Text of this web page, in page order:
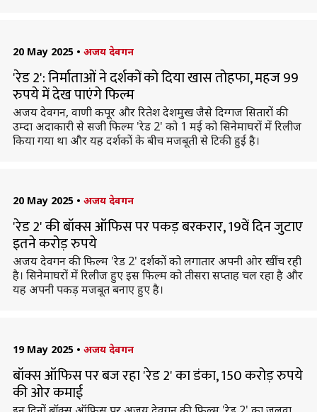
20 May 2025 • अजय देवगन
'रेड 2': निर्माताओं ने दर्शकों को दिया खास तोहफा, महज 99
रुपये में देख पाएंगे फिल्म
अजय देवगन, वाणी कपूर और रितेश देशमुख जैसे दिग्गज सितारों की
उम्दा अदाकारी से सजी फिल्म 'रेड 2' को 1 मई को सिनेमाघरों में रिलीज
किया गया था और यह दर्शकों के बीच मजबूती से टिकी हुई है।
20 May 2025 • अजय देवगन
'रेड 2' की बॉक्स ऑफिस पर पकड़ बरकरार, 19वें दिन जुटाए
इतने करोड़ रुपये
अजय देवगन की फिल्म 'रेड 2' दर्शकों को लगातार अपनी ओर खींच रही
है। सिनेमाघरों में रिलीज हुए इस फिल्म को तीसरा सप्ताह चल रहा है और
यह अपनी पकड़ मजबूत बनाए हुए है।
19 May 2025 • अजय देवगन
बॉक्स ऑफिस पर बज रहा 'रेड 2' का डंका, 150 करोड़ रुपये
की ओर कमाई